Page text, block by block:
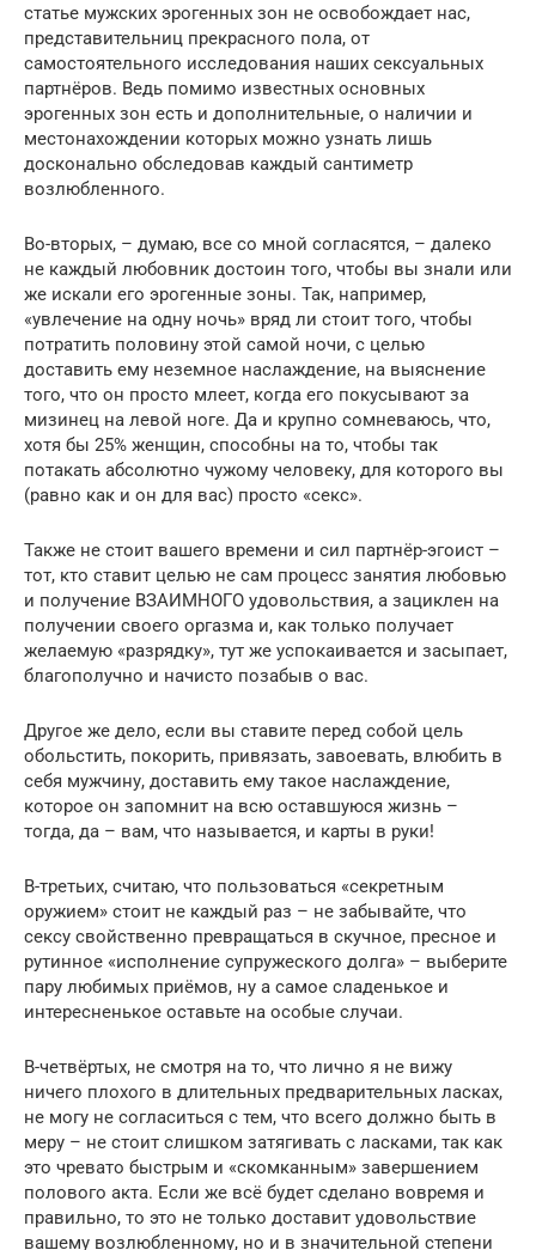
статье мужских эрогенных зон не освобождает нас,
представительниц прекрасного пола, от
самостоятельного исследования наших сексуальных
партнёров. Ведь помимо известных основных
эрогенных зон есть и дополнительные, о наличии и
местонахождении которых можно узнать лишь
досконально обследовав каждый сантиметр
возлюбленного.
Во-вторых, – думаю, все со мной согласятся, – далеко
не каждый любовник достоин того, чтобы вы знали или
же искали его эрогенные зоны. Так, например,
«увлечение на одну ночь» вряд ли стоит того, чтобы
потратить половину этой самой ночи, с целью
доставить ему неземное наслаждение, на выяснение
того, что он просто млеет, когда его покусывают за
мизинец на левой ноге. Да и крупно сомневаюсь, что,
хотя бы 25% женщин, способны на то, чтобы так
потакать абсолютно чужому человеку, для которого вы
(равно как и он для вас) просто «секс».
Также не стоит вашего времени и сил партнёр-эгоист –
тот, кто ставит целью не сам процесс занятия любовью
и получение ВЗАИМНОГО удовольствия, а зациклен на
получении своего оргазма и, как только получает
желаемую «разрядку», тут же успокаивается и засыпает,
благополучно и начисто позабыв о вас.
Другое же дело, если вы ставите перед собой цель
обольстить, покорить, привязать, завоевать, влюбить в
себя мужчину, доставить ему такое наслаждение,
которое он запомнит на всю оставшуюся жизнь –
тогда, да – вам, что называется, и карты в руки!
В-третьих, считаю, что пользоваться «секретным
оружием» стоит не каждый раз – не забывайте, что
сексу свойственно превращаться в скучное, пресное и
рутинное «исполнение супружеского долга» – выберите
пару любимых приёмов, ну а самое сладенькое и
интересненькое оставьте на особые случаи.
В-четвёртых, не смотря на то, что лично я не вижу
ничего плохого в длительных предварительных ласках,
не могу не согласиться с тем, что всего должно быть в
меру – не стоит слишком затягивать с ласками, так как
это чревато быстрым и «скомканным» завершением
полового акта. Если же всё будет сделано вовремя и
правильно, то это не только доставит удовольствие
вашему возлюбленному, но и в значительной степени